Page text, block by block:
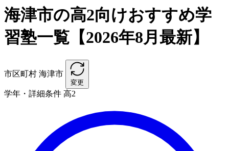
海津市の高2向けおすすめ学
習塾一覧【2026年8月最新】
市区町村 海津市
変更
学年・詳細条件 高2